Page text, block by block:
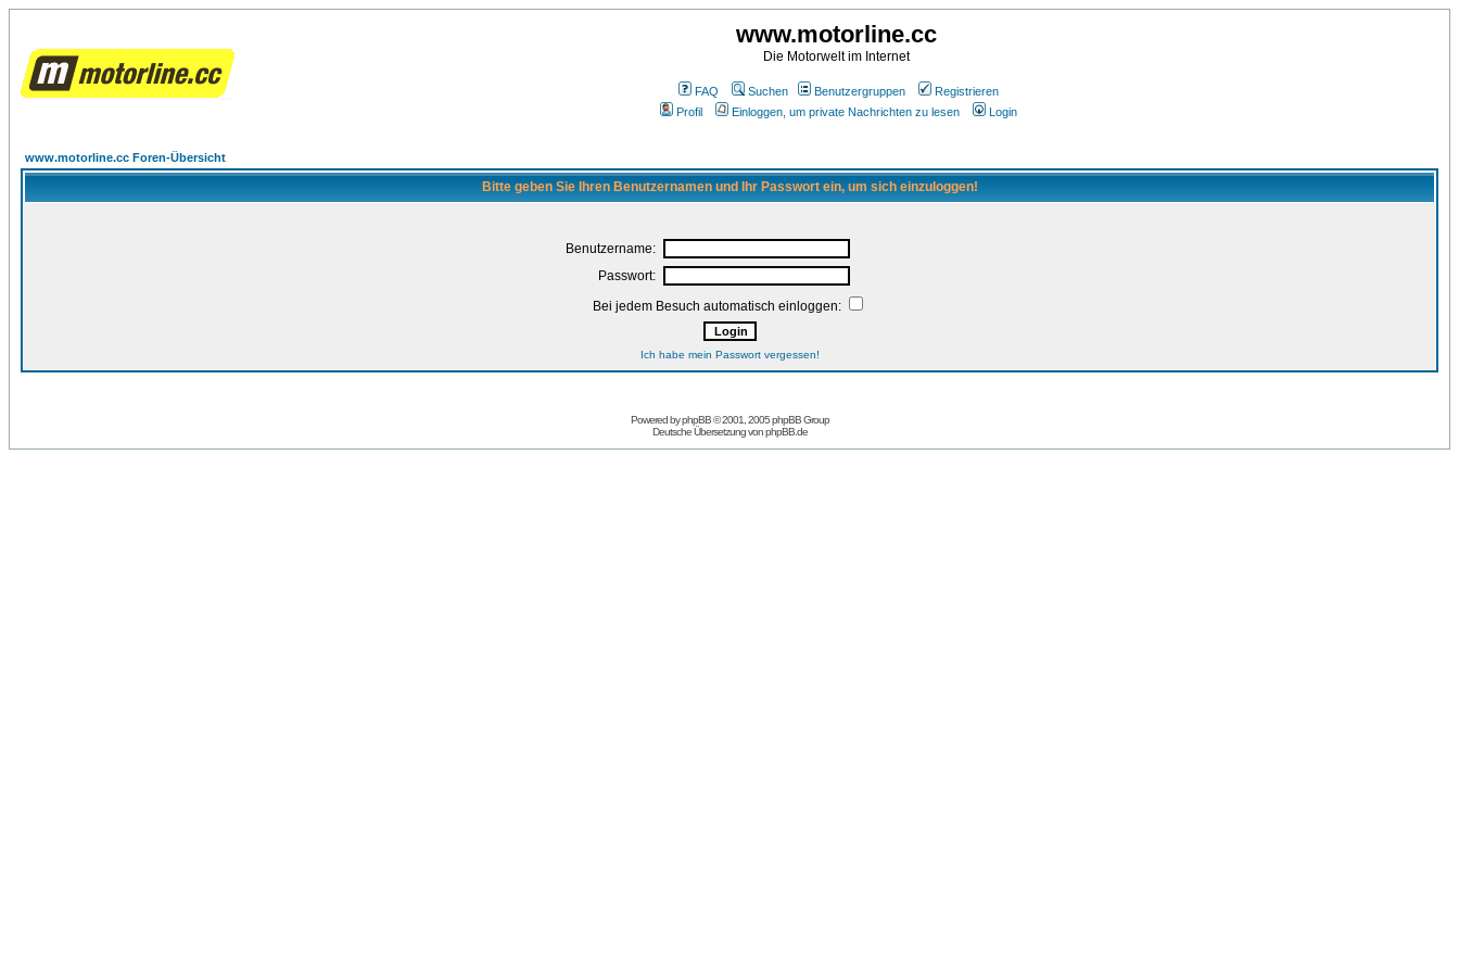
www.motorline.cc
Die Motorwelt im Internet
FAQ Suchen Benutzergruppen
Registrieren
Profil
Einloggen, um private Nachrichten zu lesen Login
www.motorline.cc Foren-Übersicht
Bitte geben Sie Ihren Benutzernamen und Ihr Passwort ein, um sich einzuloggen!
Benutzername:
Passwort:
Bei jedem Besuch automatisch einloggen:
Ich habe mein Passwort vergessen!
Powered byphpBB© 2001, 2005 phpBB Group
Deutsche Übersetzung vonphpBB.de